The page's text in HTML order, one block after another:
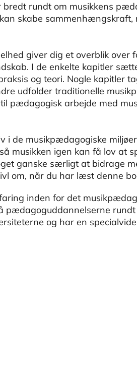
rundt om musikkens
skabe
giver dig et overblik over
I de enkelte kapitler
og teori. Nogle kapitler
udfolder traditionelle
pædagogisk arbejde med
i de musikpædagogiske
musikken igen kan få lov at
ganske særligt at bidrage
om, når du har læst denne
inden for det
pædagoguddannelserne
og har en